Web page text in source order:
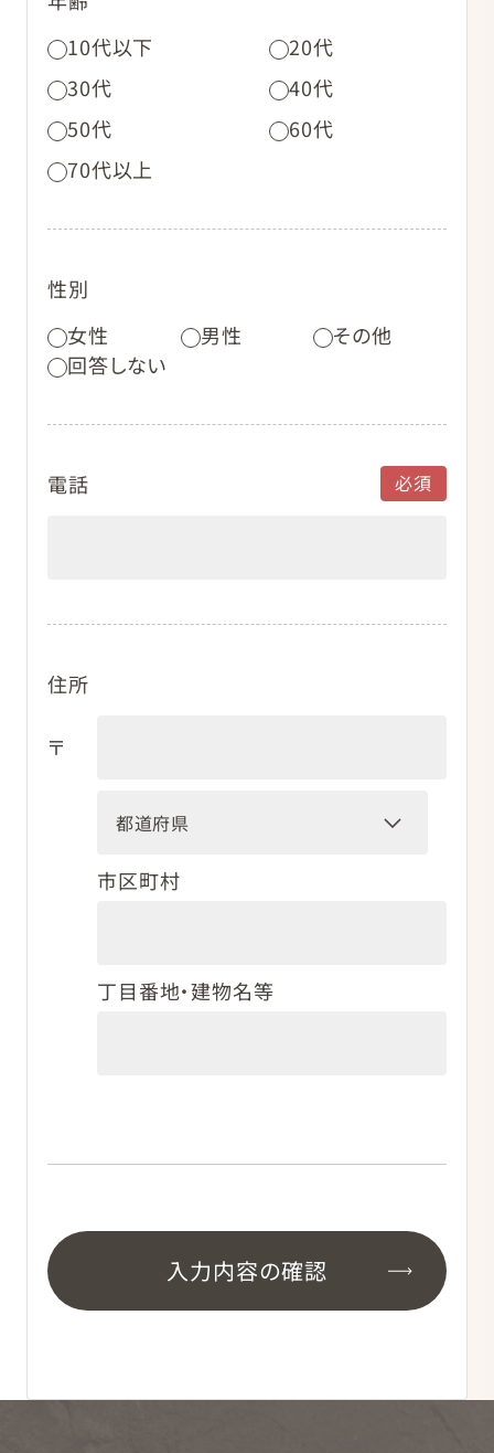
10代以下
20代
30代
40代
50代
60代
70代以上
性別
女性
男性
その他
回答しない
電話
住所
〒
市区町村
丁目番地・建物名等